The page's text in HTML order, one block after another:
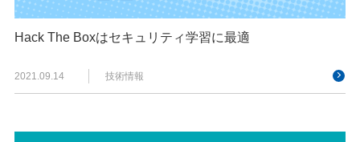
Hack The Boxはセキュリティ学習に最適
2021.09.14 技術情報